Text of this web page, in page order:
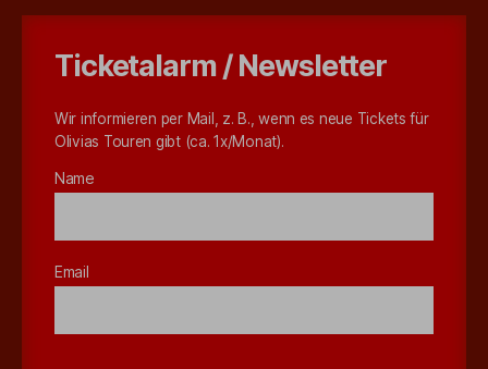
Ticketalarm / Newsletter
Wir informieren per Mail, z. B., wenn es neue Tickets für
Olivias Touren gibt (ca. 1x/Monat).
Name
Email